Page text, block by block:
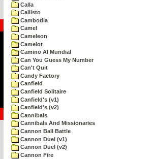
Calla
Callisto
Cambodia
Camel
Cameleon
Camelot
Camino Al Mundial
Can You Guess My Number
Can't Quit
Candy Factory
Canfield
Canfield Solitaire
Canfield's (v1)
Canfield's (v2)
Cannibals
Cannibals And Missionaries
Cannon Ball Battle
Cannon Duel (v1)
Cannon Duel (v2)
Cannon Fire